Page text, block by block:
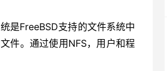
是FreeBSD支持的文件系统中
件。通过使用NFS，用户和程